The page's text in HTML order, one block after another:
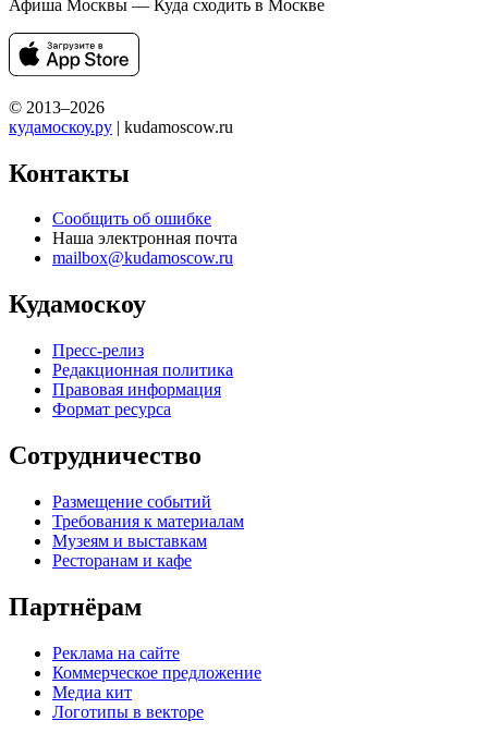
Афиша Москвы — Куда сходить в Москве
© 2013–2026
кудамоскоу.ру | kudamoscow.ru
Контакты
Сообщить об ошибке
Наша электронная почта
mailbox@kudamoscow.ru
Кудамоскоу
Пресс-релиз
Редакционная политика
Правовая информация
Формат ресурса
Сотрудничество
Размещение событий
Требования к материалам
Музеям и выставкам
Ресторанам и кафе
Партнёрам
Реклама на сайте
Коммерческое предложение
Медиа кит
Логотипы в векторе